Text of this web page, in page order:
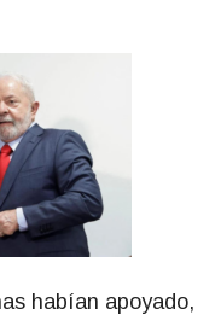
habían apoyado,